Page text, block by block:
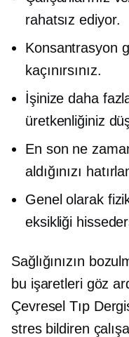
rahatsız ediyor.
Konsantrasyon
kaçınırsınız.
İşinize daha
üretkenliğiniz
En son ne
aldığınızı
Genel olarak
eksikliği
Sağlığınızın
bu işaretleri göz
Çevresel Tıp
stres bildiren